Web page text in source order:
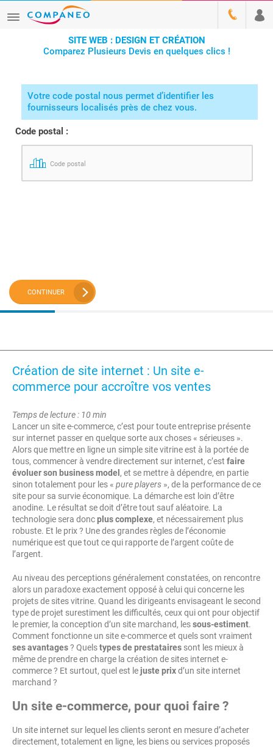
SITE WEB : DESIGN ET CRÉATION
Comparez Plusieurs Devis en quelques clics !
Votre code postal nous permet d’identifier les
fournisseurs localisés près de chez vous.
Code postal :
Code postal
CONTINUER
Création de site internet : Un site e-
commerce pour accroître vos ventes
Temps de lecture : 10 min
Lancer un site e-commerce, c’est pour toute entreprise présente
sur internet passer en quelque sorte aux choses « sérieuses ».
Alors que mettre en ligne un simple site vitrine est à la portée de
tous, commencer à vendre directement sur internet, c’est faire
évoluer son business model , et se mettre à dépendre, en partie
sinon totalement pour les « pure players », de la performance de ce
site pour sa survie économique. La démarche est loin d’être
anodine. Le résultat se doit d’être tout sauf aléatoire. La
technologie sera doncplus complexe, et nécessairement plus
robuste. Et le prix ? Une des grandes règles de l’économie
numérique est que tout ce qui rapporte de l’argent coûte de
l’argent.
Au niveau des perceptions généralement constatées, on rencontre
alors un paradoxe exactement opposé à celui qui concerne les
projets de sites vitrine. Quand les dirigeants envisageant le second
type de projet surestiment les difficultés, ceux qui ont pour objectif
le premier, la conception d’un site marchand, lessous-estiment.
Comment fonctionne un site e-commerce et quels sont vraiment
ses avantages? Quelstypes de prestataires sont les mieux à
même de prendre en charge la création de sites internet e-
commerce ? Et surtout, quel est le juste prixd’un site internet
marchand ?
Un site e-commerce, pour quoi faire ?
Un site internet sur lequel les clients seront en mesure d’acheter
directement, totalement en ligne, les biens ou services proposés